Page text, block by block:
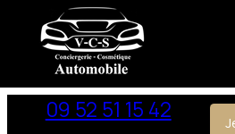
09 52 51 15 42
Panneau de gestion des cookies